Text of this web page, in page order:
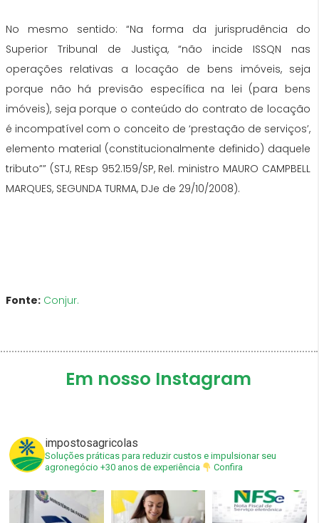
No mesmo sentido: “Na forma da jurisprudência do
Superior Tribunal de Justiça, “não incide ISSQN nas
operações relativas a locação de bens imóveis, seja
porque não há previsão específica na lei (para bens
imóveis), seja porque o conteúdo do contrato de locação
é incompatível com o conceito de ‘prestação de serviços’,
elemento material (constitucionalmente definido) daquele
tributo”” (STJ, REsp 952.159/SP, Rel. ministro MAURO CAMPBELL
MARQUES, SEGUNDA TURMA, DJe de 29/10/2008).
Fonte: Conjur.
Em nosso Instagram
impostosagricolas
Soluções práticas para reduzir custos e impulsionar seu
agronegócio +30 anos de experiência Confira